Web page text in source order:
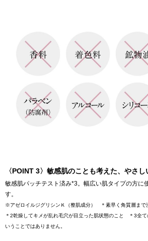
〈POINT 3〉敏感肌のことも考えた、やさ
敏感肌パッチテスト済み*3。幅広い肌タイプの方に
す。
※アゼロイルジグリシンＫ（整肌成分） ＊素早く角質層ま
＊2乾燥してキメが乱れ毛穴が目立った肌状態のこと ＊3全て
いうことではありません。